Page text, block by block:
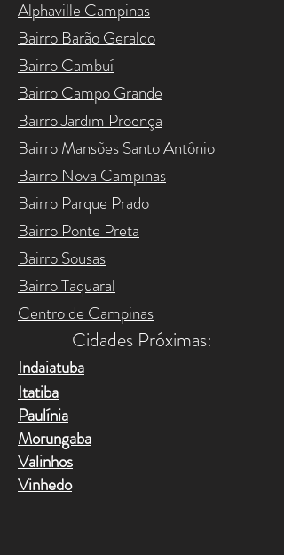
Alphaville Campinas
Bairro Barão Geraldo
Bairro Cambuí
Bairro Campo Grande
Bairro Jardim Proença
Bairro Mansões Santo Antônio
Bairro Nova Campinas
Bairro Parque Prado
Bairro Ponte Preta
Bairro Sousas
Bairro Taquaral
Centro de Campinas
Cidades Próximas:​
Indaiatuba
Itatiba
Paulínia
Morungaba
Valinhos
Vinhedo